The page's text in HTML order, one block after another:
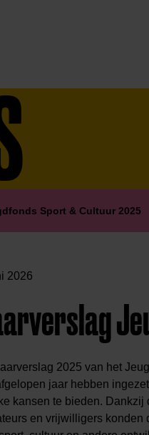
Sport & Cultuur 2025
2026
2025 van het
jaar hebben
kansen te bieden. Dankzij
en vrijwilligers konden